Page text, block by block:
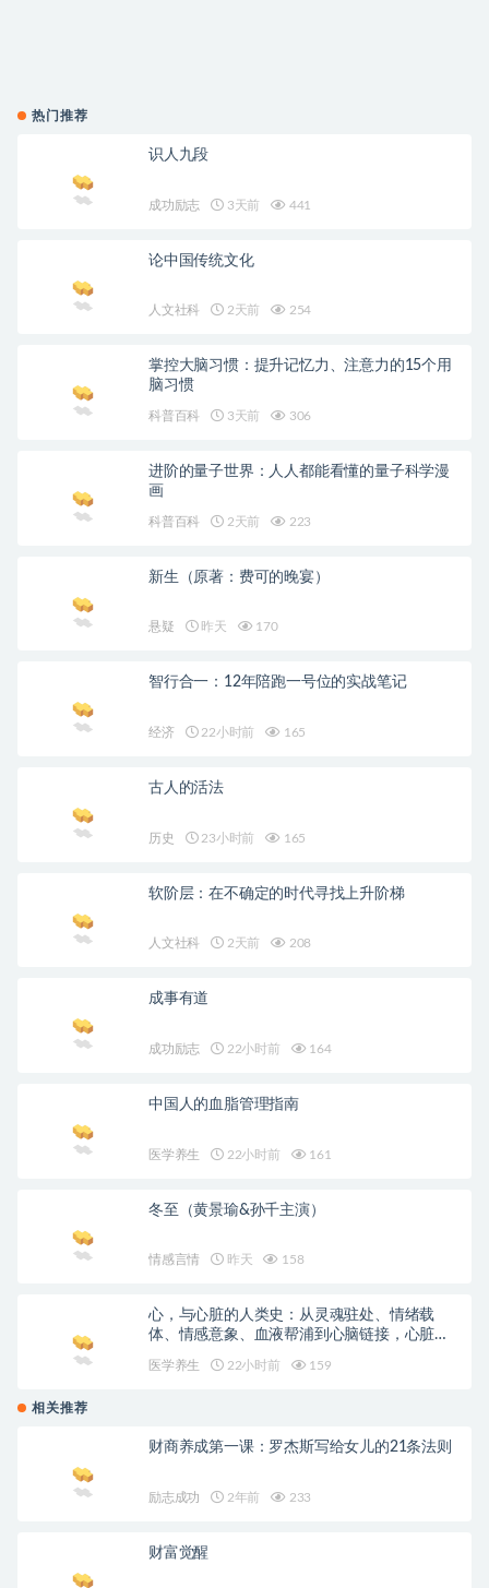
热门推荐
识人九段
成功励志 3天前 441
论中国传统文化
人文社科 2天前 254
掌控大脑习惯：提升记忆力、注意力的15个用
脑习惯
科普百科 3天前 306
进阶的量子世界：人人都能看懂的量子科学漫
画
科普百科 2天前 223
新生（原著：费可的晚宴）
悬疑 昨天 170
智行合一：12年陪跑一号位的实战笔记
经济 22小时前 165
古人的活法
历史 23小时前 165
软阶层：在不确定的时代寻找上升阶梯
人文社科 2天前 208
成事有道
成功励志 22小时前 164
中国人的血脂管理指南
医学养生 22小时前 161
冬至（黄景瑜&孙千主演）
情感言情 昨天 158
心，与心脏的人类史：从灵魂驻处、情绪载
体、情感意象、血液帮浦到心脑链接，心脏的
医学养生 22小时前 159
相关推荐
财商养成第一课：罗杰斯写给女儿的21条法则
励志成功 2年前 233
财富觉醒